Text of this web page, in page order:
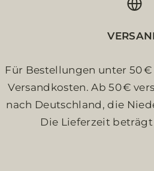
Für Bestellungen unter 50
Versandkosten. Ab 50 €
nach Deutschland, die
Die Lieferzeit beträgt